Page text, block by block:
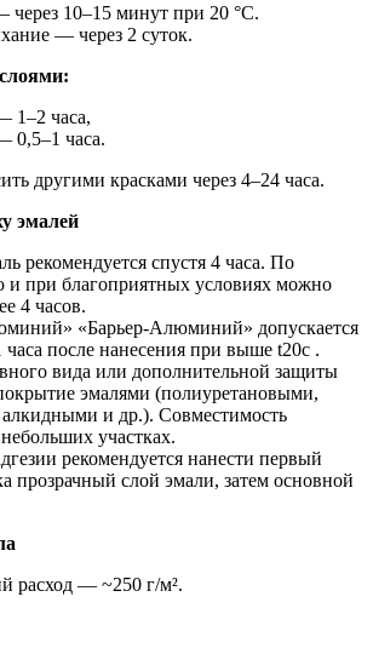
10–15 минут при 20 °C.
— через 2 суток.
1–2 часа,
0,5–1 часа.
другими красками через 4–24 часа.
эмалей
рекомендуется спустя 4 часа. По
и при благоприятных условиях можно
4 часов.
«Барьер-Алюминий» допускается
часа после нанесения при выше t20c .
вида или дополнительной защиты
эмалями (полиуретановыми,
и др.). Совместимость
участках.
рекомендуется нанести первый
прозрачный слой эмали, затем основной
расход — ~250 г/м².